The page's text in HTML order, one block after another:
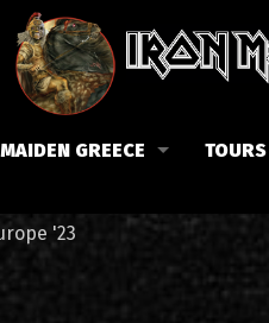
MAIDEN GREECE TOURS
'23